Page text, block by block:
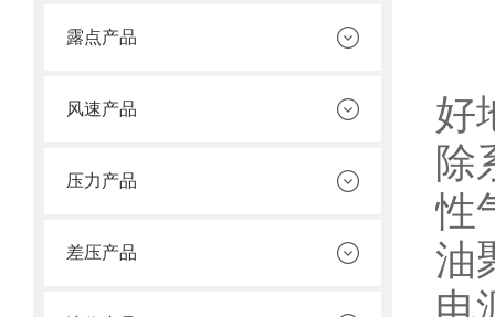
露点产品
风速产品
压力产品
差压产品
好
除
性
油